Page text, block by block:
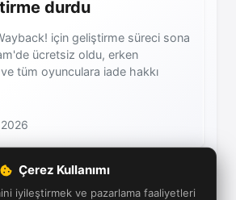
Çerez Kullanımı
iyileştirmek ve pazarlama faaliyetleri
durdu
için geliştirme süreci sona
ücretsiz oldu, erken
ve tüm oyunculara iade hakkı